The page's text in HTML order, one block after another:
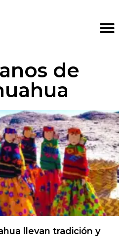
de
llevan tradición y